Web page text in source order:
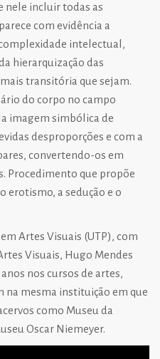
nele incluir todas as
com evidência a
intelectual,
hierarquização das
transitória que sejam.
do corpo no campo
imagem simbólica de
desproporções e com a
convertendo-os em
Procedimento que propõe
erotismo, a sedução e o
Artes Visuais (UTP), com
Visuais, Hugo Mendes
nos cursos de artes,
mesma instituição em que
como Museu da
Oscar Niemeyer.